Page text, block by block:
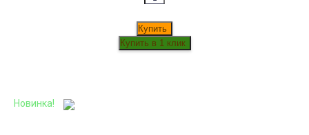
Купить
Новинка!